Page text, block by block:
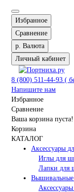
Избранное
Сравнение
р. Валюта
Личный кабинет
8 (800) 511-44-93 (
Напишите нам
Избранное
Сравнение
Ваша корзина пуста!
Корзина
КАТАЛОГ
Аксессуары
Иглы для
Лапки для